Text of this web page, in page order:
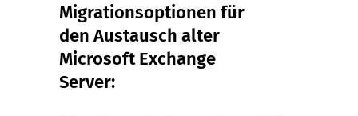
Migrationsoptionen für
den Austausch alter
Microsoft Exchange
Server: